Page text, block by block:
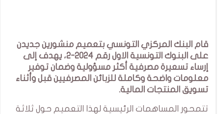
قام البنك المركزي التونسي بتعميم منشورين جديدن
على البنوك التونسية الاول رقم 2024-2، يهدف إلى
إرساء تسعيرة مصرفية أكثر مسؤولية وضمان توفير
معلومات واضحة وكاملة للزبائن المصرفيين قبل وأثناء
تسويق المنتجات المالية.
تتمحور المساهمات الرئيسية لهذا التعميم حول ثلاثة